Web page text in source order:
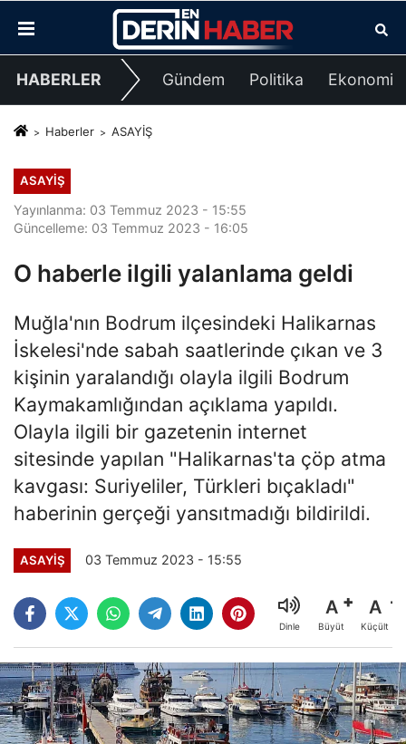
HABERLER Gündem Politika Ekonomi
Haberler ASAYİŞ
ASAYİŞ
Yayınlanma: 03 Temmuz 2023 - 15:55
Güncelleme: 03 Temmuz 2023 - 16:05
O haberle ilgili yalanlama geldi
Muğla'nın Bodrum ilçesindeki Halikarnas
İskelesi'nde sabah saatlerinde çıkan ve 3
kişinin yaralandığı olayla ilgili Bodrum
Kaymakamlığından açıklama yapıldı.
Olayla ilgili bir gazetenin internet
sitesinde yapılan "Halikarnas'ta çöp atma
kavgası: Suriyeliler, Türkleri bıçakladı"
haberinin gerçeği yansıtmadığı bildirildi.
ASAYİŞ 03 Temmuz 2023 - 15:55
Dinle
A
Büyüt
A
Küçült